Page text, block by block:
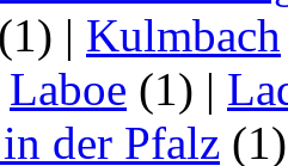
(1) | Kulmbach
Laboe (1) |
der Pfalz